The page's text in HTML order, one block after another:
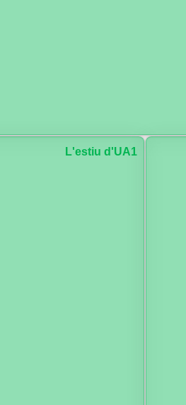
L'estiu d'UA1